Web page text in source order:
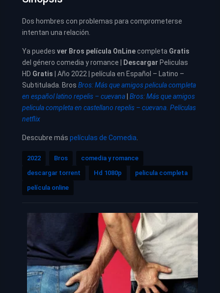
Dos hombres con problemas para comprometerse
intentan una relación.
Ya puedes ver Bros película OnLinecompleta Gratis
del género comedia y romance |
Descargar Peliculas
HD Gratis | Año 2022 | película en Español – Latino –
Subtitulada. Bros Bros: Más que amigos pelicula completa
en español latino repelis – cuevana Bros: Más que amigos
pelicula completa en castellano repelis – cuevana. Películas
netflix
Descubre más películas de Comedia
2022 Bros
comedia y romance
descargar torrent
Hd 1080p
pelicula completa
película online